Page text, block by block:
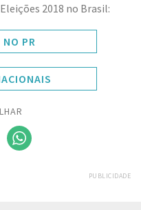
2018 no Brasil:
NO PR
PUBLICIDADE